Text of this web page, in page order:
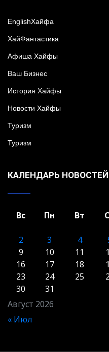
EnglishХайфа
XайФантастика
Афиша Хайфы
Ваш Бизнес
История Хайфы
Новости Хайфы
Туризм
Туризм
КАЛЕНДАРЬ НОВОСТЕЙ
Август 2026
Вс Пн Вт
2
3 4
9
10 11
16
17 18
23
24 25
30
31
« Июл